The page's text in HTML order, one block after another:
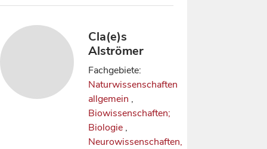
Cla(e)s
Alströmer
Fachgebiete:
Naturwissenschaften
allgemein ,
Biowissenschaften;
Biologie ,
Neurowissenschaften,